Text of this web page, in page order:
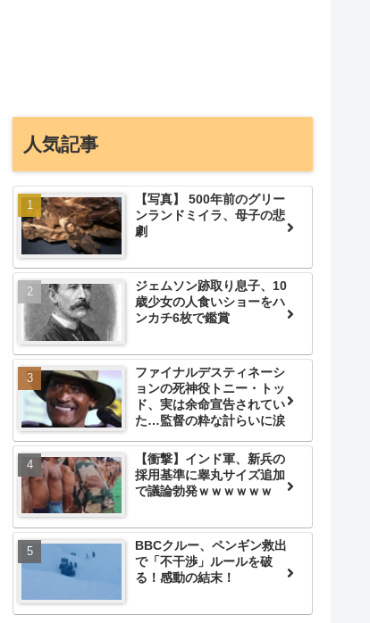
人気記事
【写真】 500年前のグリー
ンランドミイラ、母子の悲
劇
ジェムソン跡取り息子、10
歳少女の人食いショーをハ
ンカチ6枚で鑑賞
ファイナルデスティネーシ
ョンの死神役トニー・トッ
ド、実は余命宣告されてい
た…監督の粋な計らいに涙
【衝撃】インド軍、新兵の
採用基準に睾丸サイズ追加
で議論勃発ｗｗｗｗｗｗ
BBCクルー、ペンギン救出
で「不干渉」ルールを破
る！感動の結末！